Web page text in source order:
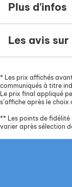
Plus d'infos
Les avis
* Les prix affichés
communiqués à titre
Le prix final appliqué
s’affiche après le
** Les points de
varier après sélection